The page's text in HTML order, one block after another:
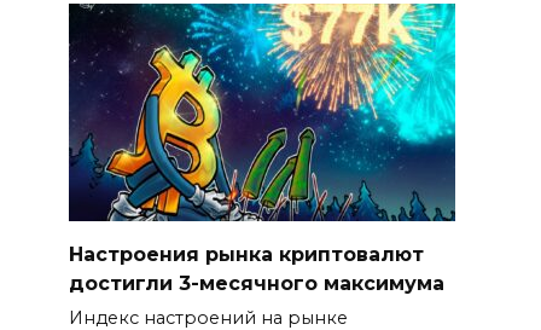
Настроения рынка криптовалют
достигли 3-месячного максимума
Индекс настроений на рынке